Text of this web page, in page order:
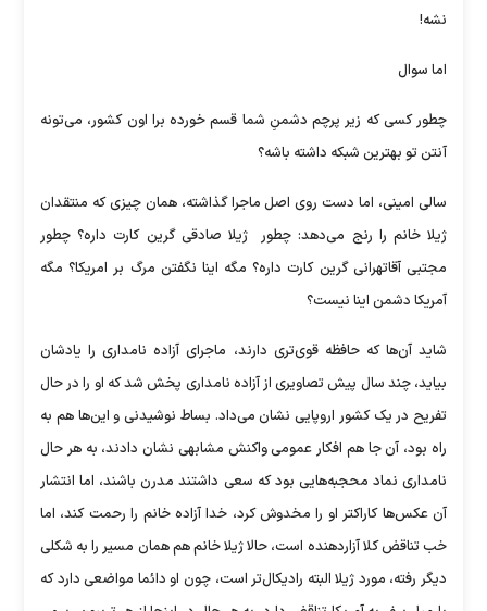
نشه!
اما سوال
چطور کسی که زیر پرچم دشمنِ شما قسم خورده برا اون کشور، می‌تونه
آنتن تو بهترین شبکه داشته باشه؟
سالی امینی، اما دست روی اصل ماجرا گذاشته، همان چیزی که منتقدان
ژیلا خانم را رنج می‌دهد: چطور ‎ ژیلا صادقی گرین کارت داره؟ چطور
مجتبی آقاتهرانی گرین کارت داره؟ مگه اینا نگفتن مرگ بر امریکا؟ مگه
آمریکا دشمن اینا نیست؟
شاید آن‌ها که حافظه قوی‌تری دارند، ماجرای آزاده نامداری را یادشان
بیاید، چند سال پیش تصاویری از آزاده نامداری پخش شد که او را در حال
تفریح در یک کشور اروپایی نشان می‌داد. بساط نوشیدنی و این‌ها هم به
راه بود، آن جا هم افکار عمومی واکنش مشابهی نشان دادند، به هر حال
نامداری نماد محجبه‌هایی بود که سعی داشتند مدرن باشند، اما انتشار
آن عکس‌ها کاراکتر او را مخدوش کرد، خدا آزاده خانم را رحمت کند، اما
خب تناقض کلا آزاردهنده است، حالا ژیلا خانم هم همان مسیر را به شکلی
دیگر رفته، مورد ژیلا البته رادیکال‌تر است، چون او دائما مواضعی دارد که